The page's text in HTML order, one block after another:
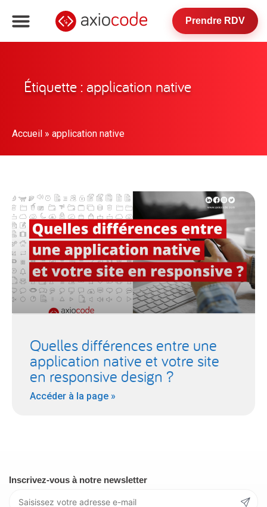
Prendre RDV
Étiquette : application native
Accueil » application native
Quelles différences entre une
application native et votre site
en responsive design ?
Accéder à la page »
Inscrivez-vous à notre newsletter